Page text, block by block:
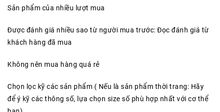
Sản phẩm của nhiều lượt mua
Được đánh giá nhiều sao từ người mua trước: Đọc đánh giá từ
khách hàng đã mua
Không nên mua hàng quá rẻ
Chọn lọc kỹ các sản phẩm ( Nếu là sản phẩm thời trang: Hãy
để ý kỹ các thông số, lựa chọn size số phù hợp nhất với cơ thể